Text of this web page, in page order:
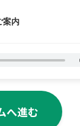
案内
へ進む